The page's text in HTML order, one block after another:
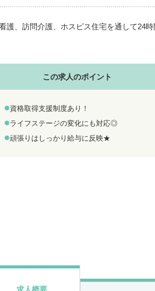
護、訪問介護、ホスピス住宅を通して24
この求人のポイント
資格取得支援制度あり！
ライフステージの変化にも対応◎
頑張りはしっかり給与に反映★